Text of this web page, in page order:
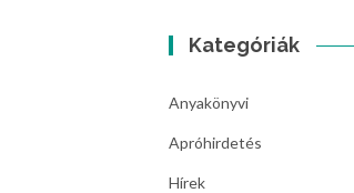
Kategóriák
Anyakönyvi
Apróhirdetés
Hírek